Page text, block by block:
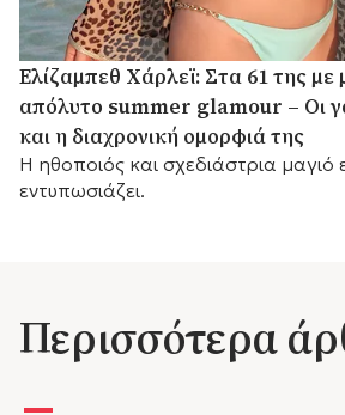
Ελίζαμπεθ Χάρλεϊ: Στα 61 της με
απόλυτο summer glamour – Οι
και η διαχρονική ομορφιά της
Η ηθοποιός και σχεδιάστρια μαγιό
εντυπωσιάζει.
Περισσότερα